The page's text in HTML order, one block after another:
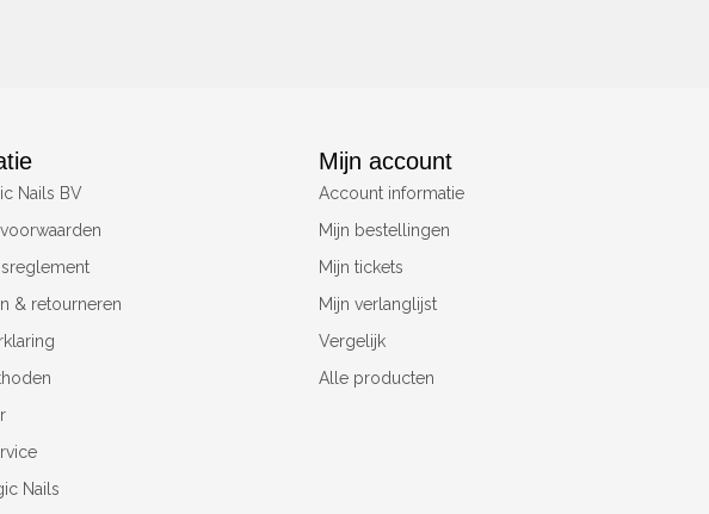
Nails BV
& retourneren
Nails
Mijn account
Account informatie
Mijn bestellingen
Mijn tickets
Mijn verlanglijst
Vergelijk
Alle producten